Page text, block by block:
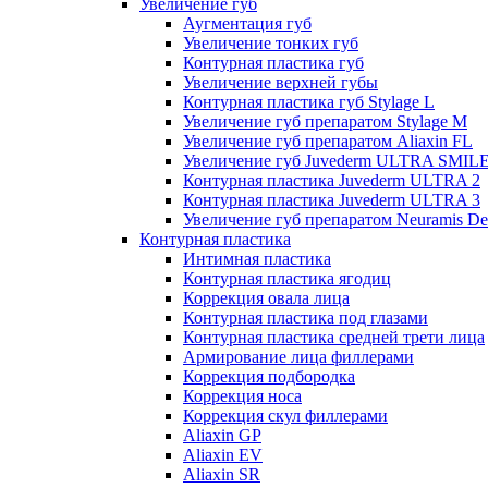
Увеличение губ
Аугментация губ
Увеличение тонких губ
Контурная пластика губ
Увеличение верхней губы
Контурная пластика губ Stylage L
Увеличение губ препаратом Stylage M
Увеличение губ препаратом Aliaxin FL
Увеличение губ Juvederm ULTRA
Контурная пластика Juvederm ULTRA 2
Контурная пластика Juvederm ULTRA 3
Увеличение губ препаратом Neuramis
Контурная пластика
Интимная пластика
Контурная пластика ягодиц
Коррекция овала лица
Контурная пластика под глазами
Контурная пластика средней трети лица
Армирование лица филлерами
Коррекция подбородка
Коррекция носа
Коррекция скул филлерами
Aliaxin GP
Aliaxin EV
Aliaxin SR